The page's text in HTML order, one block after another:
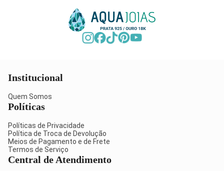
Institucional
Quem Somos
Políticas
Políticas de Privacidade
Política de Troca de Devolução
Meios de Pagamento e de Frete
Termos de Serviço
Central de Atendimento